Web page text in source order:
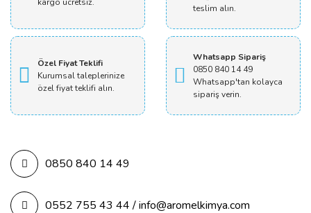
teslim alın.
Özel Fiyat Teklifi
Kurumsal taleplerinize
özel fiyat teklifi alın.
Whatsapp Sipariş
0850 840 14 49
Whatsapp'tan kolayca
sipariş verin.
0850 840 14 49
0552 755 43 44 / info@aromelkimya.com